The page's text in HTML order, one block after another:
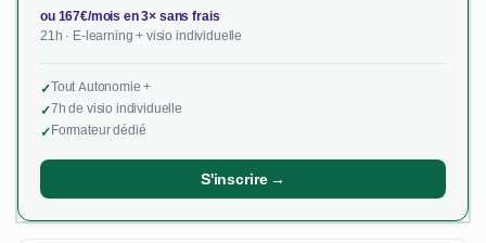
ou 167€/mois en 3× sans frais
21h · E-learning + visio individuelle
✓Tout Autonomie +
✓7h de visio individuelle
✓Formateur dédié
S'inscrire →